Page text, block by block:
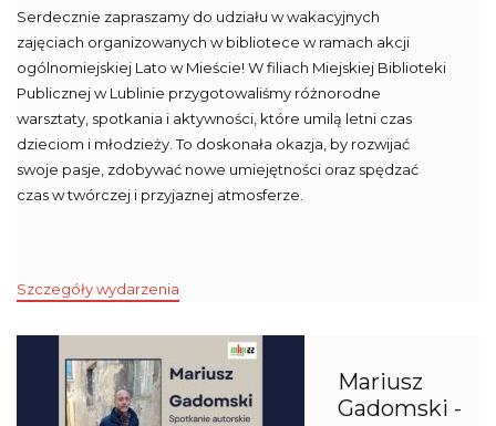
Serdecznie zapraszamy do udziału w wakacyjnych
zajęciach organizowanych w bibliotece w ramach akcji
ogólnomiejskiej Lato w Mieście! W filiach Miejskiej Biblioteki
Publicznej w Lublinie przygotowaliśmy różnorodne
warsztaty, spotkania i aktywności, które umilą letni czas
dzieciom i młodzieży. To doskonała okazja, by rozwijać
swoje pasje, zdobywać nowe umiejętności oraz spędzać
czas w twórczej i przyjaznej atmosferze.
Szczegóły wydarzenia
Mariusz
Gadomski -